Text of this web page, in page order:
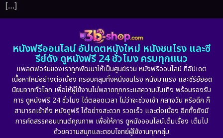
[…]
หนังฟรีออนไลน์ อัปเดตหนังใหม่ หนังชนโรง และซี
รีย์ดัง ดูหนังฟรี 24 ชั่วโมง ครบทุกแนว
แพลตฟอร์มของเราถูกพัฒนาให้เป็นศูนย์รวม หนังฟรีออนไลน์ ที่อัปเดต
เนื้อหาใหม่อย่างต่อเนื่อง ครอบคลุมทั้งหนังชนโรง หนังมาแรง และซีรีย์ยอด
นิยมจากทั่วโลก เพื่อให้ผู้ใช้งานไม่พลาดทุกกระแสความบันเทิง พร้อมรองรับ
การ ดูหนังฟรี 24 ชั่วโมง ได้ตลอดเวลา ไม่ว่าจะช่วงเช้า กลางวัน หรือดึก ก็
สามารถเข้าถึง หนังดูฟรี ได้อย่างสะดวก รวดเร็ว และต่อเนื่อง อีกทั้งยังมี
การคัดสรรคอนเทนต์คุณภาพ เพื่อให้การ ดูหนังออนไลน์เต็มเรื่อง เต็มไป
ด้วยความสนุกและตอบโจทย์ผู้ใช้งานทุกกลุ่ม